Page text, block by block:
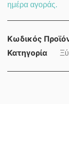
ημέρα αγοράς.
Κωδικός
Κατηγορία